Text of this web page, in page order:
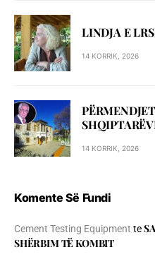
LINDJA E
14 KORRIK, 2026
14 KORRIK, 2026
Komente Së Fundi
Cement Testing Equipment te
SHЁRBIM TЁ KOMBIT